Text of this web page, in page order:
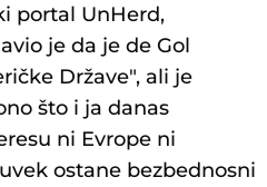
portal UnHerd,
je da je de Gol
Države", ali je
što i ja danas
ni Evrope ni
ostane bezbednosni